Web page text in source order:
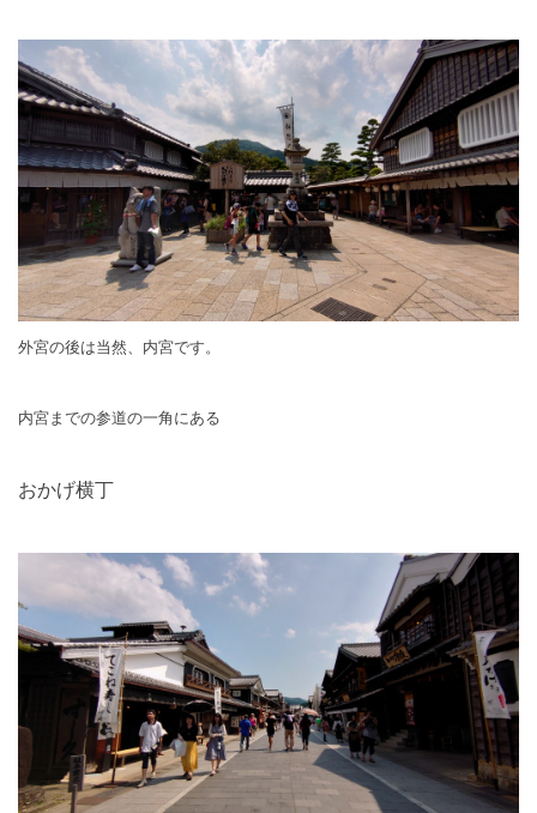
外宮の後は当然、内宮です。
内宮までの参道の一角にある
おかげ横丁